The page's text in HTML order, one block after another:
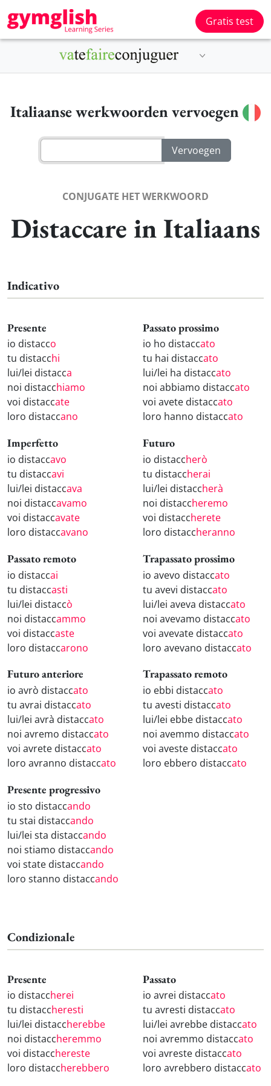
Gratis test
Italiaanse werkwoorden vervoegen
CONJUGATE HET WERKWOORD
Distaccare in Italiaans
Indicativo
Presente
io distacco
tu distacchi
lui/lei distacca
noi distacchiamo
voi distaccate
loro distaccano
Passato prossimo
io ho distaccato
tu hai distaccato
lui/lei ha distaccato
noi abbiamo distaccato
voi avete distaccato
loro hanno distaccato
Imperfetto
io distaccavo
tu distaccavi
lui/lei distaccava
noi distaccavamo
voi distaccavate
loro distaccavano
Futuro
io distaccherò
tu distaccherai
lui/lei distaccherà
noi distaccheremo
voi distaccherete
loro distaccheranno
Passato remoto
io distaccai
tu distaccasti
lui/lei distaccò
noi distaccammo
voi distaccaste
loro distaccarono
Trapassato prossimo
io avevo distaccato
tu avevi distaccato
lui/lei aveva distaccato
noi avevamo distaccato
voi avevate distaccato
loro avevano distaccato
Futuro anteriore
io avrò distaccato
tu avrai distaccato
lui/lei avrà distaccato
noi avremo distaccato
voi avrete distaccato
loro avranno distaccato
Trapassato remoto
io ebbi distaccato
tu avesti distaccato
lui/lei ebbe distaccato
noi avemmo distaccato
voi aveste distaccato
loro ebbero distaccato
Presente progressivo
io sto distaccando
tu stai distaccando
lui/lei sta distaccando
noi stiamo distaccando
voi state distaccando
loro stanno distaccando
Condizionale
Presente
io distaccherei
tu distaccheresti
lui/lei distaccherebbe
noi distaccheremmo
voi distacchereste
loro distaccherebbero
Passato
io avrei distaccato
tu avresti distaccato
lui/lei avrebbe distaccato
noi avremmo distaccato
voi avreste distaccato
loro avrebbero distaccato